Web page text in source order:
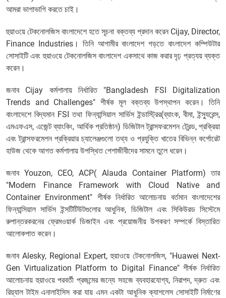
আমরা ভাগাভাগি করতে চাই।
হুয়াওয়ে টেকনোলজিস বাংলাদেশে হতে সূচনা বক্তব্য প্রদান করেন Cijay, Director,
Finance Industries। তিনি আগামীর বাংলাদেশ গড়তে বাংলাদেশ কম্পিউটার
সোসাইটি এবং হুয়াওয়ে টেকনোলজিস বাংলাদেশ একসাথে কাজ করার দৃঢ় প্রত্যয় ব্যক্ত
করেন।
জনাব Cijay কর্মশালায় নির্ধারিত "Bangladesh FSI Digitalization
Trends and Challenges" শীর্ষক মূল বক্তব্য উপস্থাপন করেন। তিনি
বাংলাদেশে বিদ্যমান FSI তথা ফিন্যান্সিয়াল সার্ভিস ইন্ডাস্ট্রির(ব্যাংক, বীমা, ইন্স্যুরেন্স,
এমএফএস, এজেন্ট ব্যাংকিং, আর্থিক প্রতিষ্ঠান) ডিজিটাল ট্রান্সফরমেশন ট্রেন্ড, প্রক্রিয়া
এবং ট্রান্সফরমেশন প্রক্রিয়ার চ্যালেঞ্জগুলো তথ্য ও প্রযুক্তি খাতের বিভিন্ন কর্পোরেট
হাউজ থেকে আগত কর্মশালায় উপস্থিত পেশাজীবীদের সামনে তুলে ধরেন।
জনাব Youzon, CEO, ACP( Alauda Container Platform) তার
"Modern Finance Framework with Cloud Native and
Container Environment" শীর্ষক নির্ধারিত আলোচনায় বর্তমান বাংলাদেশের
ফিন্যান্সিয়াল সার্ভিস ইন্সটিটিউটগুলোর আধুনিক, ডিজিটাল এবং সিকিউরড সিস্টেমে
রুপান্তরকরনের ফ্রেমওয়ার্ক ডিজাইন এবং প্রয়োজনীয় উপকরণ সম্পর্কে বিস্তারিত
আলোকপাত করেন।
জনাব Alesky, Regional Expert, হুয়াওয়ে টেকনোলজিস, "Huawei Next-
Gen Virtualization Platform to Digital Finance" শীর্ষক নির্ধারিত
আলোচনায় হুয়াওয়ে পরবর্তী প্রজন্মের জন্যে সহজে ব্যবহারযোগ্য, নিরাপদ, দ্রুত এবং
রিয়্যাল টাইম এনালাইসিস করা যায় এমন একটা আধুনিক ক্যাশলেস সোসাইটি নির্মাণের